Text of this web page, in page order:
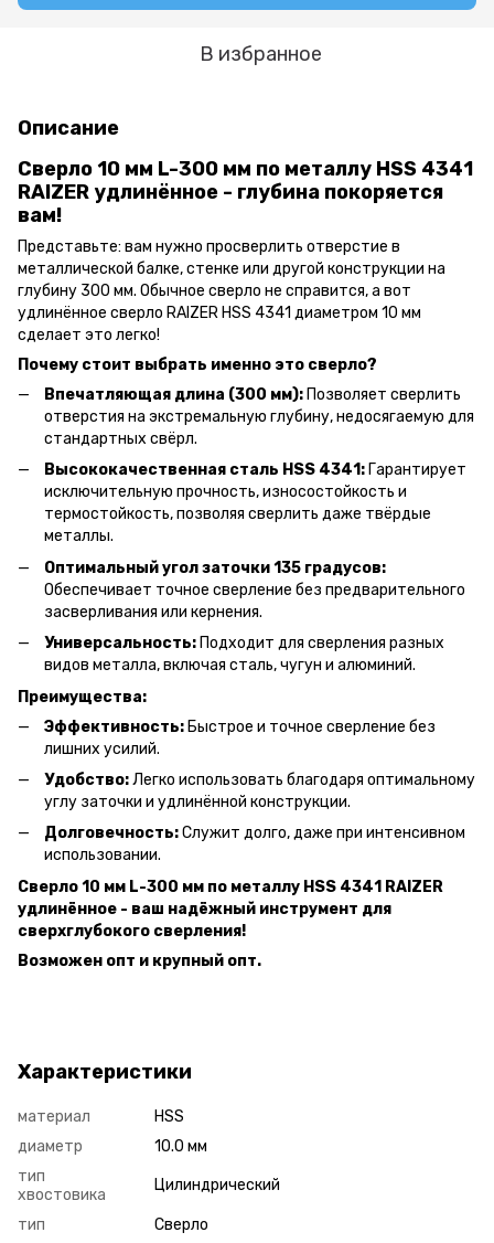
В избранное
Описание
Сверло 10 мм L-300 мм по металлу HSS 4341
RAIZER удлинённое - глубина покоряется
вам!
Представьте: вам нужно просверлить отверстие в
металлической балке, стенке или другой конструкции на
глубину 300 мм. Обычное сверло не справится, а вот
удлинённое сверло RAIZER HSS 4341 диаметром 10 мм
сделает это легко!
Почему стоит выбрать именно это сверло?
Впечатляющая длина (300 мм): Позволяет сверлить
отверстия на экстремальную глубину, недосягаемую для
стандартных свёрл.
Высококачественная сталь HSS 4341: Гарантирует
исключительную прочность, износостойкость и
термостойкость, позволяя сверлить даже твёрдые
металлы.
Оптимальный угол заточки 135 градусов:
Обеспечивает точное сверление без предварительного
засверливания или кернения.
Универсальность: Подходит для сверления разных
видов металла, включая сталь, чугун и алюминий.
Преимущества:
Эффективность: Быстрое и точное сверление без
лишних усилий.
Удобство:Легко использовать благодаря оптимальному
углу заточки и удлинённой конструкции.
Долговечность:Служит долго, даже при интенсивном
использовании.
Сверло 10 мм L-300 мм по металлу HSS 4341 RAIZER
удлинённое - ваш надёжный инструмент для
сверхглубокого сверления!
Возможен опт и крупный опт.
Характеристики
материал
HSS
диаметр
10.0 мм
тип
хвостовика
Цилиндрический
тип
Сверло